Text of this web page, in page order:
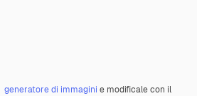
generatore di immagini e modificale con il